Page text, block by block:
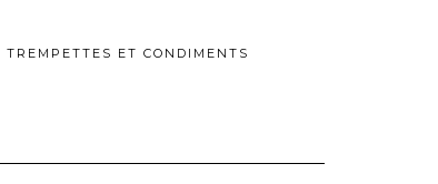
TREMPETTES ET CONDIMENTS